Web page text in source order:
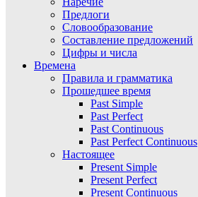
Предлоги
Словообразование
Составление предложений
Цифры и числа
Времена
Правила и грамматика
Прошедшее время
Past Simple
Past Perfect
Past Continuous
Past Perfect Continuous
Настоящее
Present Simple
Present Perfect
Present Continuous